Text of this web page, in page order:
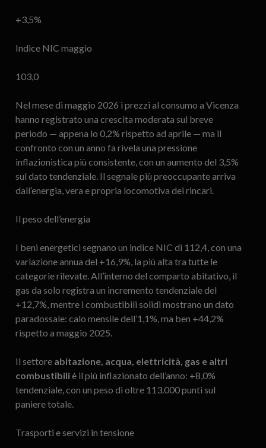
+3,5%
Indice NIC maggio
103,0
Nel mese di maggio 2026 i prezzi al consumo a Vicenza
hanno registrato una crescita moderata sul breve
periodo — appena lo 0,2% rispetto ad aprile — ma il
confronto con un anno fa rivela una pressione
inflazionistica più consistente, con un aumento del 3,5%
sul dato tendenziale. Il segnale più preoccupante arriva
dall’energia, vera e propria locomotiva dei rincari.
Il peso dell’energia
I beni energetici segnano un indice NIC di 112,4, con una
variazione annua del +16,9%, la più alta tra tutte le
categorie rilevate. All’interno del comparto abitativo, il
gas da solo registra un incremento tendenziale del
+12,7%, mentre i combustibili solidi mostrano un dato
paradossale: calo mensile dell’1,1%, ma ben +44,2%
rispetto a maggio 2025.
Il settore abitazione, acqua, elettricità, gas e altri
combustibiliè il più inflazionato dell’anno: +8,0%
tendenziale, con un peso di oltre 113.000 punti sul
paniere totale.
Trasporti e servizi in tensione